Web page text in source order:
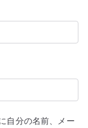
自分の名前、メー